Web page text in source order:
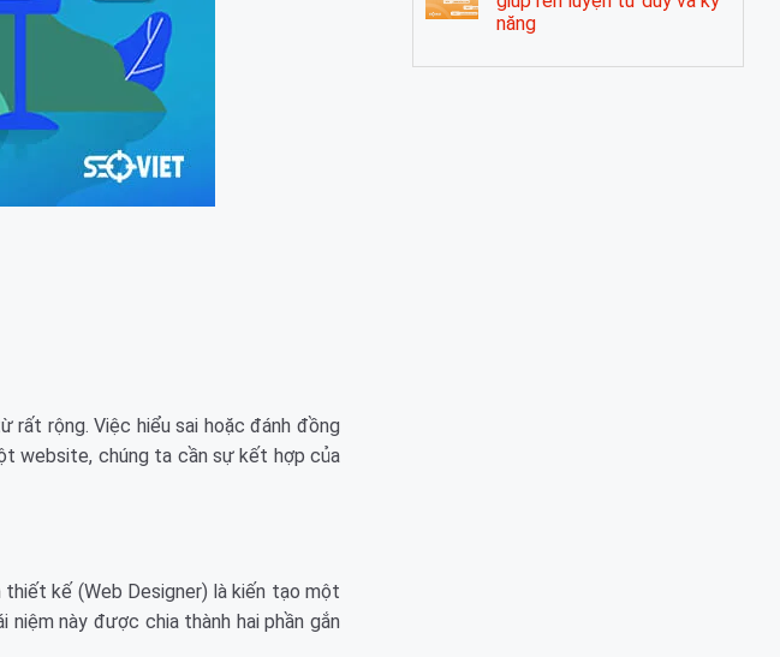
rất rộng. Việc hiểu sai hoặc đánh đồng
website, chúng ta cần sự kết hợp của
kế (Web Designer) là kiến tạo một
này được chia thành hai phần gắn
năng